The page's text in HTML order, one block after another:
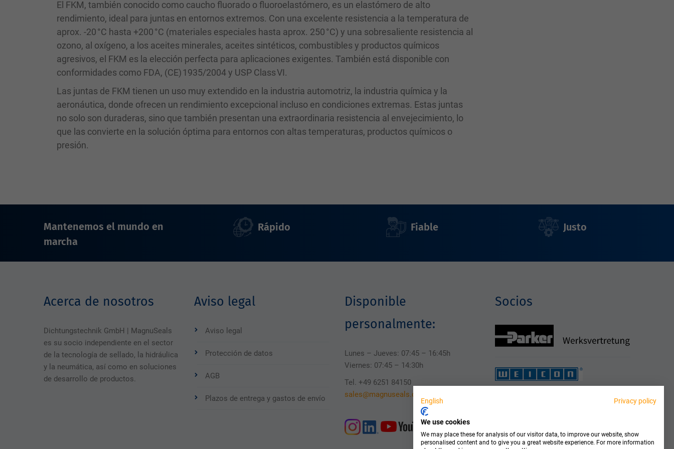
El FKM, también conocido como caucho fluorado o fluoroelastómero, es un elastómero de alto
rendimiento, ideal para juntas en entornos extremos. Con una excelente resistencia a la temperatura de
aprox. -20 °C hasta +200 °C (materiales especiales hasta aprox. 250 °C) y una sobresaliente resistencia al
ozono, al oxígeno, a los aceites minerales, aceites sintéticos, combustibles y productos químicos
agresivos, el FKM es la elección perfecta para aplicaciones exigentes. También está disponible con
conformidades como FDA, (CE) 1935/2004 y USP Class VI.
Las juntas de FKM tienen un uso muy extendido en la industria automotriz, la industria química y la
aeronáutica, donde ofrecen un rendimiento excepcional incluso en condiciones extremas. Estas juntas
no solo son duraderas, sino que también presentan una extraordinaria resistencia al envejecimiento, lo
que las convierte en la solución óptima para entornos con altas temperaturas, productos químicos o
presión.
Mantenemos el mundo en
marcha
Rápido Fiable Justo
Acerca de nosotros
Dichtungstechnik GmbH | MagnuSeals
es su socio independiente en el sector
de la tecnología de sellado, la hidráulica
y la neumática, así como en soluciones
de desarrollo de productos.
Aviso legal
Aviso legal
Protección de datos
AGB
Plazos de entrega y gastos de envío
Disponible
personalmente:
Lunes – Jueves: 07:45 – 16:45h
Viernes: 07:45 – 14:30h
Tel. +49 6251 84150
sales@magnuseals.com
Socios
English Privacy policy
We use cookies
We may place these for analysis of our visitor data, to improve our website, show
personalised content and to give you a great website experience. For more information